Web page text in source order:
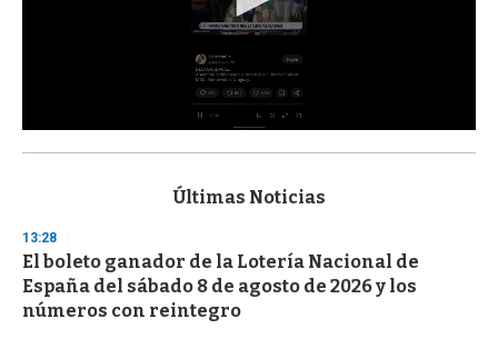
s
d
s
o
f
3
Últimas Noticias
13:28
El boleto ganador de la Lotería Nacional de
España del sábado 8 de agosto de 2026 y los
números con reintegro